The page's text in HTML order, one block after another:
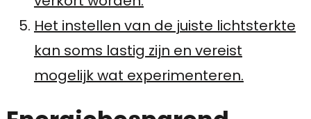
Het instellen van de juiste lichtsterkte
kan soms lastig zijn en vereist
mogelijk wat experimenteren.